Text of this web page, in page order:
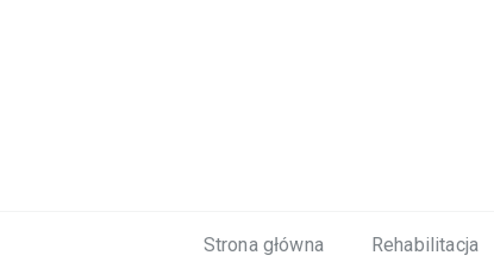
Strona główna Rehabilitacja